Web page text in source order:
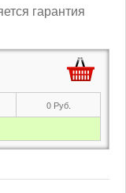
гарантия
0 Руб.